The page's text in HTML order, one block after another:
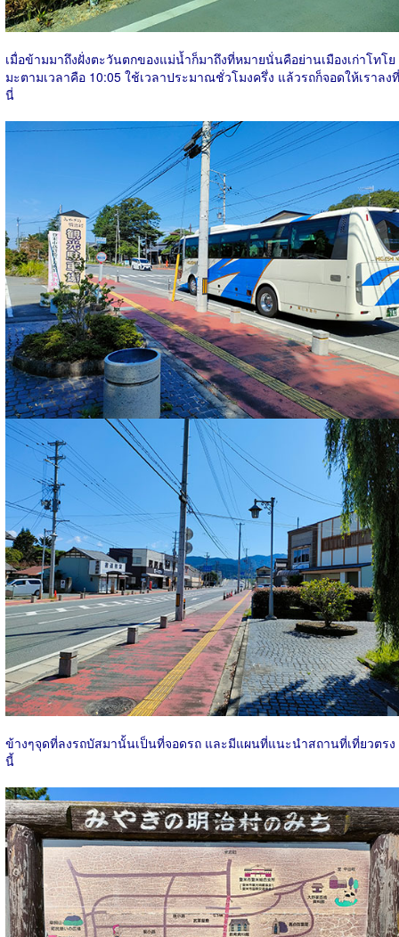
เมื่อข้ามมาถึงฝั่งตะวันตกของแม่น้ำก็มาถึงที่หมายนั่นคือย่านเมืองเก่าโทโย
มะตามเวลาคือ 10:05 ใช้เวลาประมาณชั่วโมงครึ่ง แล้วรถก็จอดให้เราลงที่
นี่
ข้างๆจุดที่ลงรถบัสมานั้นเป็นที่จอดรถ และมีแผนที่แนะนำสถานที่เที่ยวตรง
นี้